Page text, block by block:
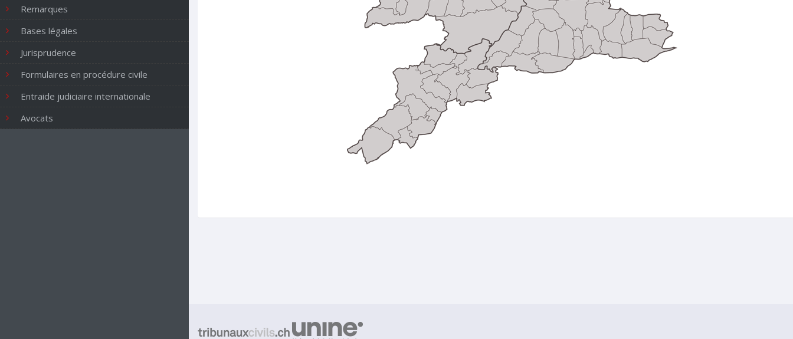
Remarques
Bases légales
Jurisprudence
Formulaires en procédure civile
Entraide judiciaire internationale
Avocats